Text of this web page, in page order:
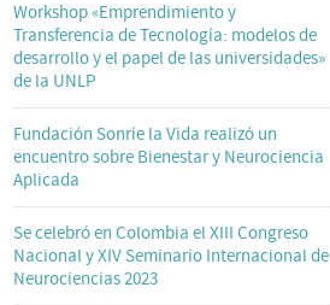
Workshop «Emprendimiento y
Transferencia de Tecnología: modelos de
desarrollo y el papel de las universidades»
de la UNLP
Fundación Sonríe la Vida realizó un
encuentro sobre Bienestar y Neurociencia
Aplicada
Se celebró en Colombia el XIII Congreso
Nacional y XIV Seminario Internacional de
Neurociencias 2023